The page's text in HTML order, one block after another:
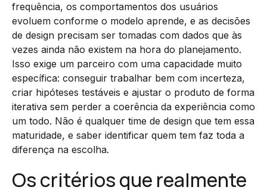
frequência, os comportamentos dos usuários
evoluem conforme o modelo aprende, e as decisões
de design precisam ser tomadas com dados que às
vezes ainda não existem na hora do planejamento.
Isso exige um parceiro com uma capacidade muito
específica: conseguir trabalhar bem com incerteza,
criar hipóteses testáveis e ajustar o produto de forma
iterativa sem perder a coerência da experiência como
um todo. Não é qualquer time de design que tem essa
maturidade, e saber identificar quem tem faz toda a
diferença na escolha.
Os critérios que realmente